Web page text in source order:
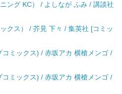
ング KC） / よしなが ふみ / 講談社
クス） / 芥見 下々 / 集英社 [コミッ
ミックス) / 赤坂アカ 横槍メンゴ /
ミックス) / 赤坂アカ 横槍メンゴ /